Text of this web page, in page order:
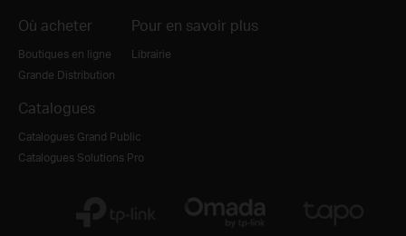
Où acheter
Boutiques en ligne
Grande Distribution
Pour en savoir plus
Librairie
Catalogues
Catalogues Grand Public
Catalogues Solutions Pro